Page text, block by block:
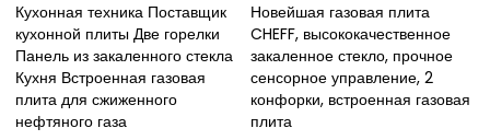
Кухонная техника Поставщик
кухонной плиты Две горелки
Панель из закаленного стекла
Кухня Встроенная газовая
плита для сжиженного
нефтяного газа
Новейшая газовая плита
CHEFF, высококачественное
закаленное стекло, прочное
сенсорное управление, 2
конфорки, встроенная газовая
плита